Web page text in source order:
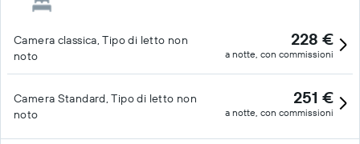
Camera classica, Tipo di letto non
noto
228 €
a notte, con commissioni
Camera Standard, Tipo di letto non
noto
251 €
a notte, con commissioni